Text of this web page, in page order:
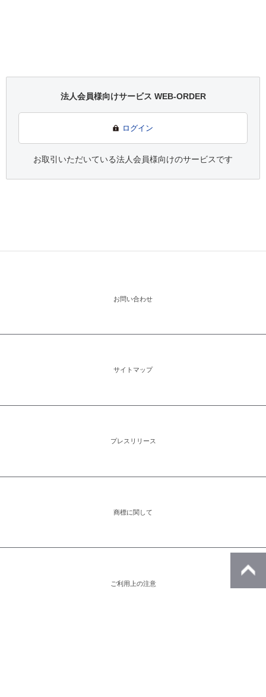
法人会員様向けサービス WEB-ORDER
ログイン
お取引いただいている法人会員様向けのサービスです
お問い合わせ
サイトマップ
プレスリリース
商標に関して
ご利用上の注意